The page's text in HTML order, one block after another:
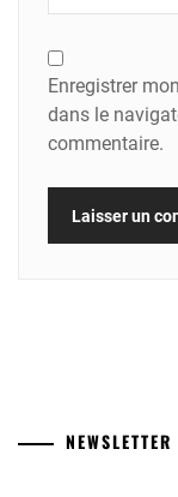
Enregistrer
dans le
commentaire.
NEWSLETTER